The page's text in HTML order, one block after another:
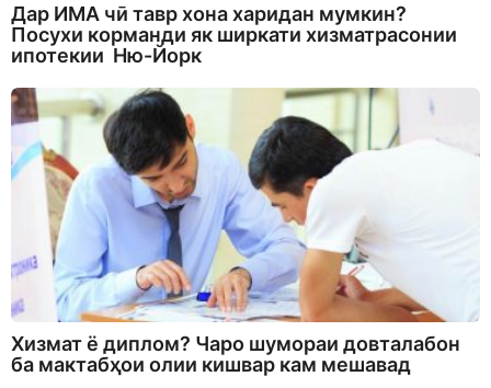
Дар ИМА чӣ тавр хона харидан мумкин?
Посухи корманди як ширкати хизматрасонии
ипотекии Ню-Йорк
Хизмат ё диплом? Чаро шумораи довталабон
ба мактабҳои олии кишвар кам мешавад